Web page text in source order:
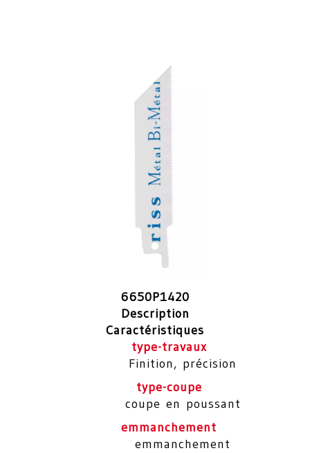
6650P1420
Description
Caractéristiques
type-travaux
Finition, précision
type-coupe
coupe en poussant
emmanchement
emmanchement